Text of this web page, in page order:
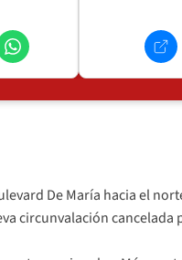
De María hacia el
circunvalación cancelada